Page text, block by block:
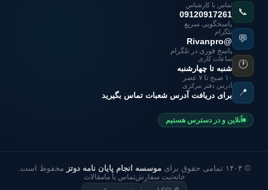
📞
تماس با کارشناس
09120917261
پاسخگویی سریع
💬
تلگرام
@Rivanpro
پاسخ فوری در تلگرام
🕐
ساعات کاری
شنبه تا چهارشنبه
۱۰ صبح تا ۷ عصر
📍
آدرس دفتر مرکزی
برای دریافت آدرس شعبات تماس بگیرید
آنلاین و در دسترس هستیم
© ۱۴۰۴ تمامی حقوق برای موسسه انجام پایان نامه دوتز
محفوظ است.
خانهثبت سفارشتماس با مامقالات